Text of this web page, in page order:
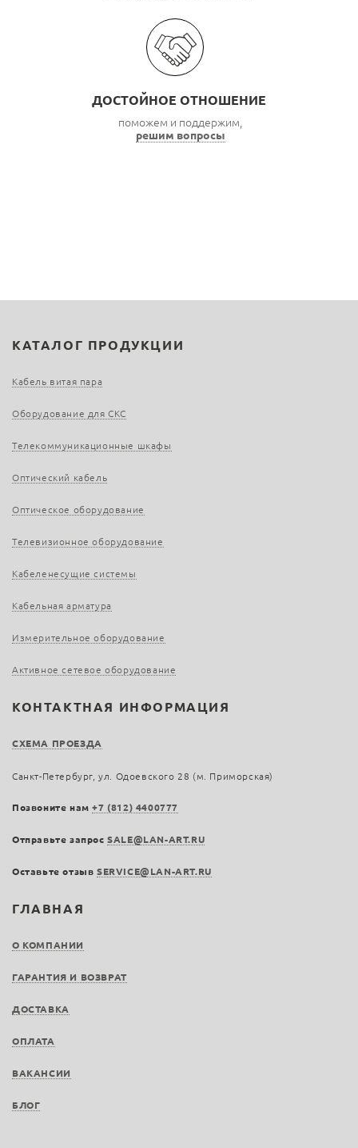
ДОСТОЙНОЕ ОТНОШЕНИЕ
поможем и поддержим,
решим вопросы
ГЛАВНАЯ
О КОМПАНИИ
ГАРАНТИЯ И ВОЗВРАТ
ДОСТАВКА
ОПЛАТА
ВАКАНСИИ
БЛОГ
КАТАЛОГ ПРОДУКЦИИ
Кабель витая пара
Оборудование для СКС
Телекоммуникационные шкафы
Оптический кабель
Оптическое оборудование
Телевизионное оборудование
Кабеленесущие системы
Кабельная арматура
Измерительное оборудование
Активное сетевое оборудование
КОНТАКТНАЯ ИНФОРМАЦИЯ
СХЕМА ПРОЕЗДА
Санкт-Петербург, ул. Одоевского 28 (м. Приморская)
Позвоните нам+7 (812) 4400777
Отправьте запросSALE@LAN-ART.RU
Оставьте отзыв SERVICE@LAN-ART.RU